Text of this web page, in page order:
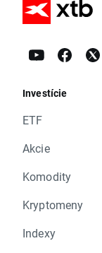
Investície
ETF
Akcie
Komodity
Kryptomeny
Indexy